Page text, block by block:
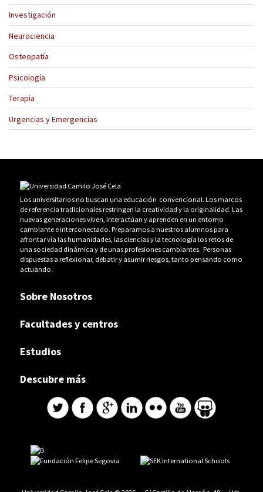
Investigación
Neurociencia
Osteopatía
Psicología
Terapia
Urgencias y Emergencias
Los universitarios no buscan una educación convencional. Los marcos
de referencia tradicionales restringen la creatividad y la originalidad. Las
nuevas generaciones viven, interactúan y aprenden en un entorno
cambiante e interconectado. Preparamos a nuestros alumnos para
afrontar vía las humanidades, las ciencias y la tecnología los retos de
una sociedad dinámica y de unas profesiones cambiantes. Personas
dispuestas a reflexionar, debatir y asumir riesgos, tanto pensando como
actuando.
Sobre Nosotros
Facultades y centros
Estudios
Descubre más